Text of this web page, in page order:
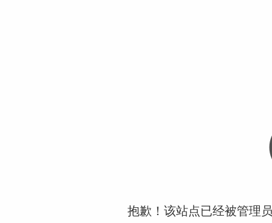
抱歉！该站点已经被管理